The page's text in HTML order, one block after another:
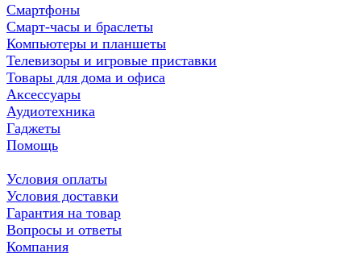
Смартфоны
Смарт-часы и браслеты
Компьютеры и планшеты
Телевизоры и игровые приставки
Товары для дома и офиса
Аксессуары
Аудиотехника
Гаджеты
Помощь
Условия оплаты
Условия доставки
Гарантия на товар
Вопросы и ответы
Компания